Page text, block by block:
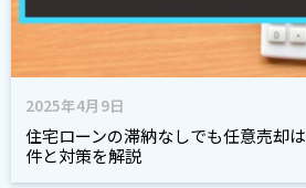
2025年4月9日
住宅ローンの滞納なしでも任意売却
件と対策を解説